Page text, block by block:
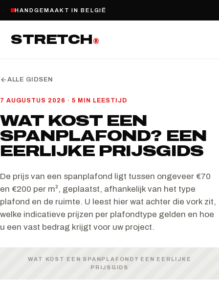
HANDGEMAAKT IN BELGIË
STRETCH®
ALLE GIDSEN
7 AUGUSTUS 2026 · 5 MIN LEESTIJD
WAT KOST EEN
SPANPLAFOND? EEN
EERLIJKE PRIJSGIDS
De prijs van een spanplafond ligt tussen ongeveer €70
en €200 per m², geplaatst, afhankelijk van het type
plafond en de ruimte. U leest hier wat achter die vork zit,
welke indicatieve prijzen per plafondtype gelden en hoe
u een vast bedrag krijgt voor uw project.
WAT KOST EEN SPANPLAFOND? EEN EERLIJKE
PRIJSGIDS